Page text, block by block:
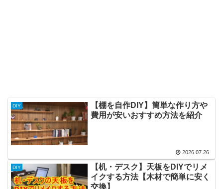
DIY
【棚を自作DIY】簡単な作り方や
費用が安いおすすめ方法を紹介
2026.07.26
DIY
【机・デスク】天板をDIYでリメ
イクする方法【木材で簡単に安く
交換】